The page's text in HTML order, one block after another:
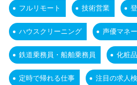
フルリモート 技術営業
ハウスクリーニング 声優マネ
鉄道乗務員・船舶乗務員 化粧品
定時で帰れる仕事 注目の求人